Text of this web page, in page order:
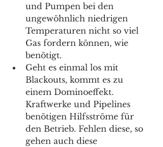
und Pumpen bei den
ungewöhnlich niedrigen
Temperaturen nicht so viel
Gas fordern können, wie
benötigt.
Geht es einmal los mit
Blackouts, kommt es zu
einem Dominoeffekt.
Kraftwerke und Pipelines
benötigen Hilfsströme für
den Betrieb. Fehlen diese, so
gehen auch diese